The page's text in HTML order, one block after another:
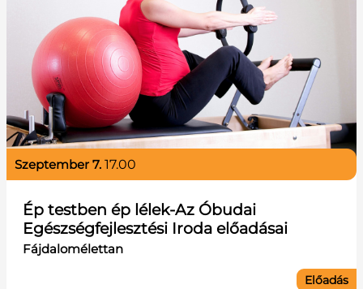
Ép testben ép lélek-Az Óbudai
Egészségfejlesztési Iroda előadásai
Fájdalomélettan
szeptember 7. 17.00
Előadás